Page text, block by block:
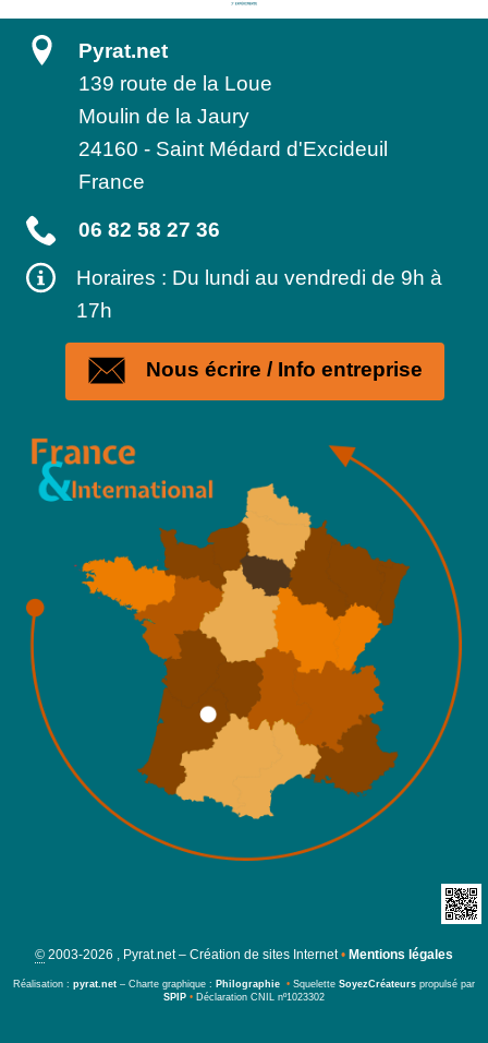
Pyrat.net
139 route de la Loue
Moulin de la Jaury
24160 - Saint Médard d'Excideuil
France
06 82 58 27 36
Horaires : Du lundi au vendredi de 9h à
17h
Nous écrire / Info entreprise
© 2003-2026 , Pyrat.net – Création de sites Internet • Mentions légales
Réalisation : pyrat.net – Charte graphique : Philographie • Squelette SoyezCréateurs propulsé par
SPIP • Déclaration CNIL nº1023302